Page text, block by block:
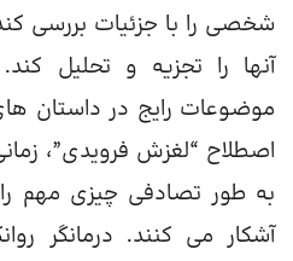
شخصی را با جزئیات بررسی
آنها را تجزیه و تحلیل
موضوعات رایج در داستان
اصطلاح “لغزش فرویدی”،
به طور تصادفی چیزی مهم
آشکار می کنند. درمانگر